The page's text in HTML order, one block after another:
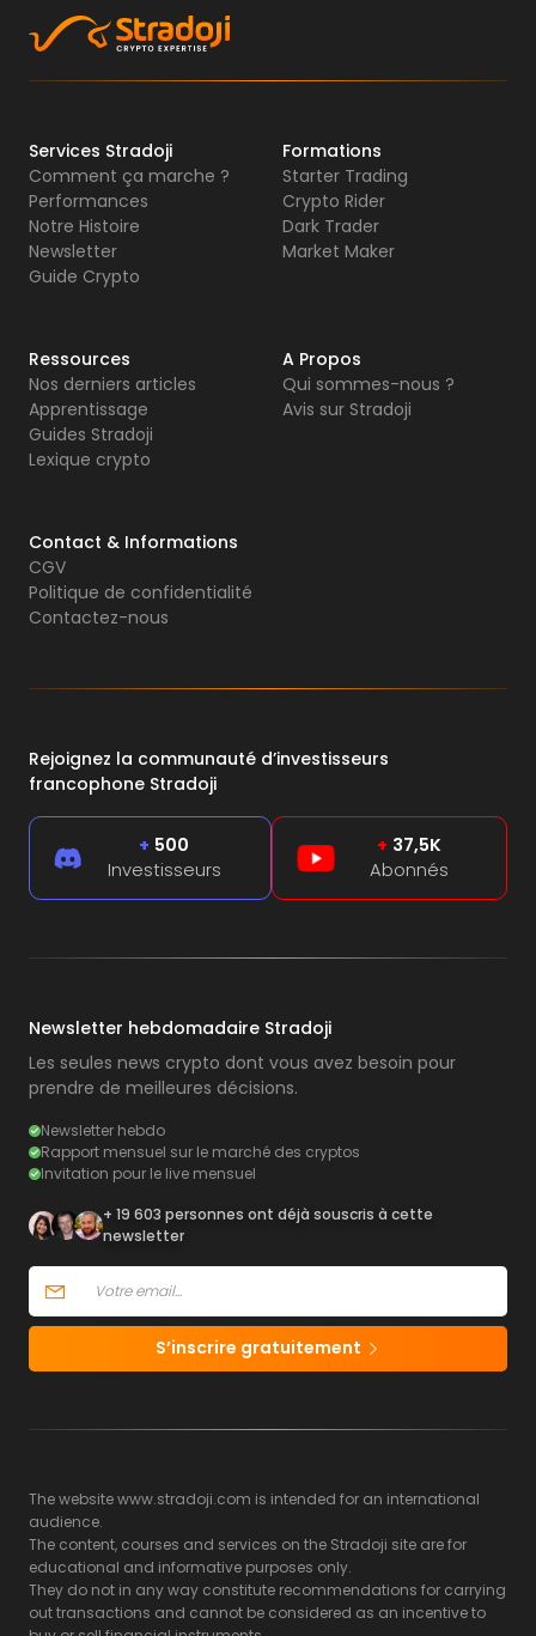
Services Stradoji
Comment ça marche ?
Performances
Notre Histoire
Newsletter
Guide Crypto
Formations
Starter Trading
Crypto Rider
Dark Trader
Market Maker
Ressources
Nos derniers articles
Apprentissage
Guides Stradoji
Lexique crypto
A Propos
Qui sommes-nous ?
Avis sur Stradoji
Contact & Informations
CGV
Politique de confidentialité
Contactez-nous
Rejoignez la communauté d’investisseurs
francophone Stradoji
+ 500
Investisseurs
+ 37,5K
Abonnés
Newsletter hebdomadaire Stradoji
Les seules news crypto dont vous avez besoin pour
prendre de meilleures décisions.
Newsletter hebdo
Rapport mensuel sur le marché des cryptos
Invitation pour le live mensuel
+ 19 603 personnes ont déjà souscris à cette
newsletter
S’inscrire gratuitement
The website www.stradoji.com is intended for an international
audience.
The content, courses and services on the Stradoji site are for
educational and informative purposes only.
They do not in any way constitute recommendations for carrying
out transactions and cannot be considered as an incentive to